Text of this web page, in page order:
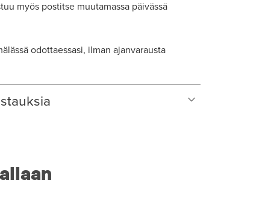
myös postitse muutamassa päivässä
odottaessasi, ilman ajanvarausta